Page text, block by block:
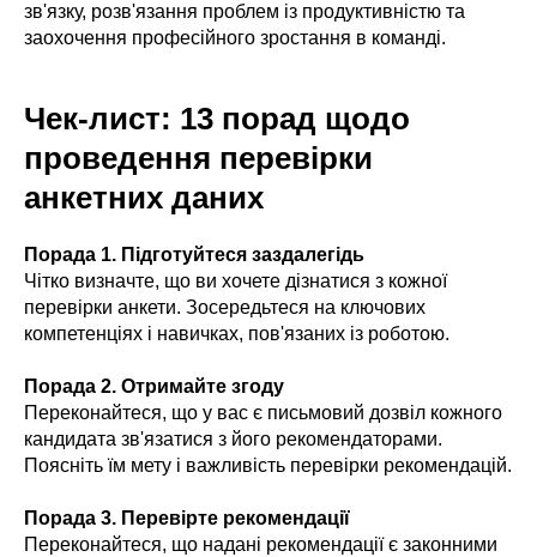
зв'язку, розв'язання проблем із продуктивністю та
заохочення професійного зростання в команді.
Чек-лист: 13 порад щодо
проведення перевірки
анкетних даних
Порада 1. Підготуйтеся заздалегідь
Чітко визначте, що ви хочете дізнатися з кожної
перевірки анкети. Зосередьтеся на ключових
компетенціях і навичках, пов'язаних із роботою.
Порада 2. Отримайте згоду
Переконайтеся, що у вас є письмовий дозвіл кожного
кандидата зв'язатися з його рекомендаторами.
Поясніть їм мету і важливість перевірки рекомендацій.
Порада 3. Перевірте рекомендації
Переконайтеся, що надані рекомендації є законними